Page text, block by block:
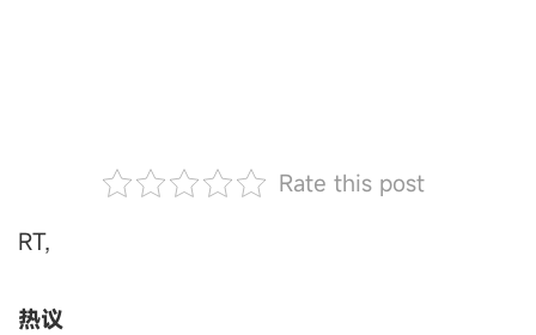
Rate this post
RT,
热议